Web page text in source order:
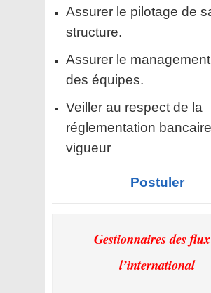
Assurer le pilotage de
structure.
Assurer le
des équipes.
Veiller au respect de la
réglementation
vigueur
Postuler
Gestionnaires des
l’international